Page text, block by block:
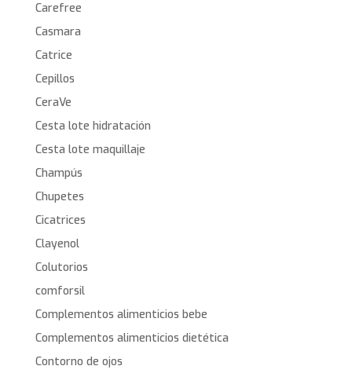
Carefree
Casmara
Catrice
Cepillos
CeraVe
Cesta lote hidratación
Cesta lote maquillaje
Champús
Chupetes
Cicatrices
Clayenol
Colutorios
comforsil
Complementos alimenticios bebe
Complementos alimenticios dietética
Contorno de ojos